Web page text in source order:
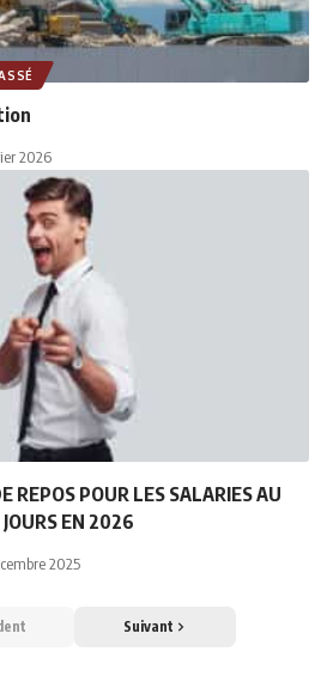
2026
REPOS POUR LES SALARIES AU
EN 2026
2025
Suivant